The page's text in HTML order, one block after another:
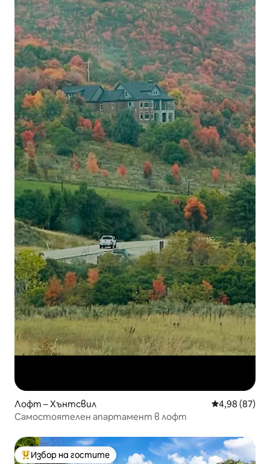
Лофт – Хънтсвил Средна
4,98 (87)
Самостоятелен апартамент в лофт
Най-популярен избор на гостите
Избор на гостите